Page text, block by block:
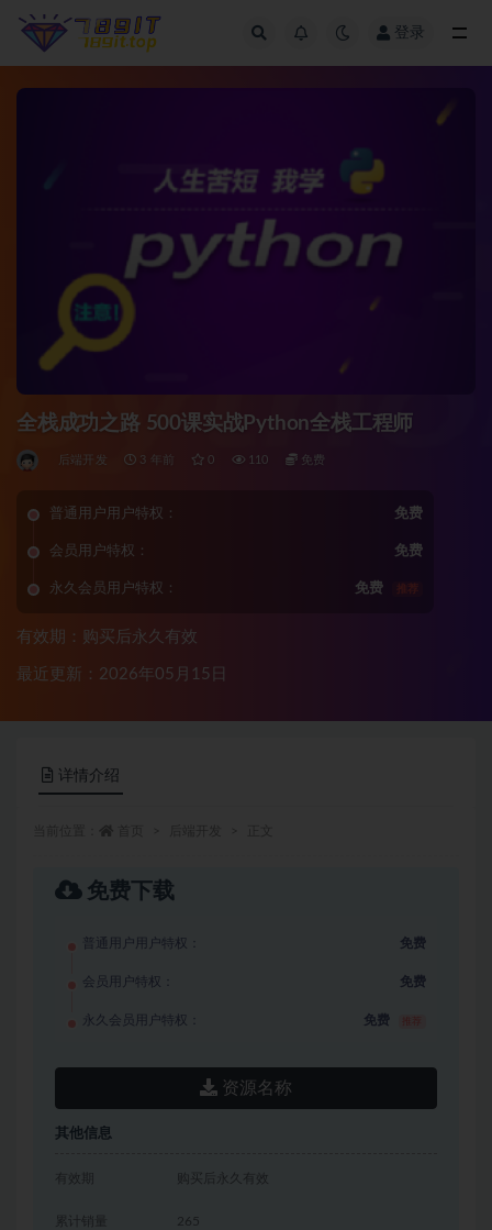
登录
全栈成功之路 500课实战Python全栈工程师
后端开发 3 年前 0 110 免费
普通用户用户特权： 免费
会员用户特权： 免费
永久会员用户特权： 免费 推荐
有效期：购买后永久有效
最近更新：2026年05月15日
详情介绍
免费下载
普通用户用户特权： 免费
会员用户特权： 免费
永久会员用户特权： 免费
资源名称
其他信息
有效期 购买后永久有效
累计销量 265